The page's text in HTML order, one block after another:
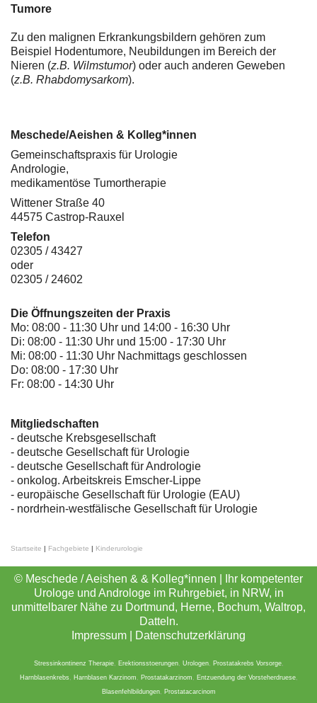
Tumore
Zu den malignen Erkrankungsbildern gehören zum
Beispiel Hodentumore, Neubildungen im Bereich der
Nieren (z.B. Wilmstumor) oder auch anderen Geweben
(z.B. Rhabdomysarkom).
Meschede/Aeishen & Kolleg*innen
Gemeinschaftspraxis für Urologie
Andrologie,
medikamentöse Tumortherapie
Wittener Straße 40
44575 Castrop-Rauxel
Telefon
02305 / 43427
oder
02305 / 24602
Die Öffnungszeiten der Praxis
Mo: 08:00 - 11:30 Uhr und 14:00 - 16:30 Uhr
Di: 08:00 - 11:30 Uhr und 15:00 - 17:30 Uhr
Mi: 08:00 - 11:30 Uhr Nachmittags geschlossen
Do: 08:00 - 17:30 Uhr
Fr: 08:00 - 14:30 Uhr
Mitgliedschaften
- deutsche Krebsgesellschaft
- deutsche Gesellschaft für Urologie
- deutsche Gesellschaft für Andrologie
- onkolog. Arbeitskreis Emscher-Lippe
- europäische Gesellschaft für Urologie (EAU)
- nordrhein-westfälische Gesellschaft für Urologie
Startseite | Fachgebiete | Kinderurologie
© Meschede / Aeishen & & Kolleg*innen | Ihr kompetenter
Urologe und Androloge im Ruhrgebiet, in NRW, in
unmittelbarer Nähe zu Dortmund, Herne, Bochum, Waltrop,
Datteln.
Impressum
Datenschutzerklärung
Stressinkontinenz Therapie, Erektionsstoerungen, Urologen, Prostatakrebs Vorsorge,
Harnblasenkrebs
Harnblasen Karzinom Prostatakarzinom Entzuendung der Vorsteherdruese,
Blasenfehlbildungen, Prostatacarcinom